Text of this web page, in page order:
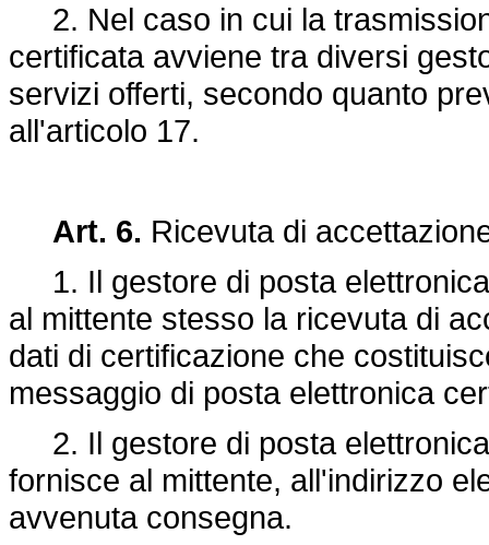
2. Nel caso in cui la
certificata avviene tra diversi
servizi offerti, secondo quanto
all'articolo 17.
Art. 6. Ricevuta di
1. Il gestore di posta
al mittente stesso la ricevuta di
dati di certificazione che
messaggio di posta elettronica
2. Il gestore di posta
fornisce al mittente, all'indirizzo
avvenuta consegna.